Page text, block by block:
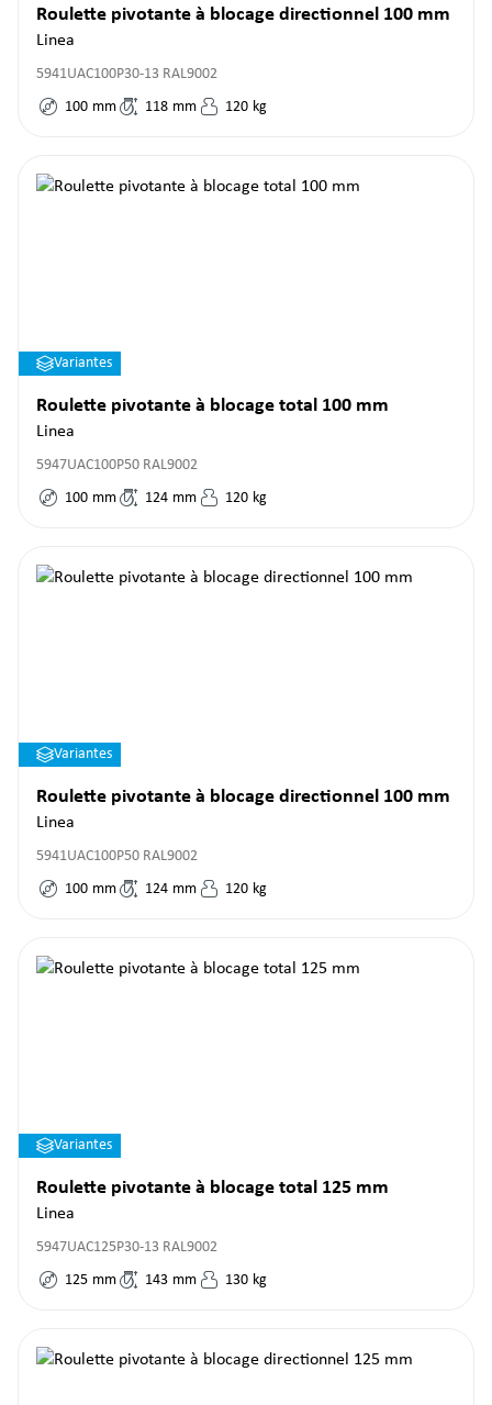
Roulette pivotante à blocage directionnel 100 mm
Linea
5941UAC100P30-13 RAL9002
100 mm 118 mm 120 kg
Variantes
Roulette pivotante à blocage total 100 mm
Linea
5947UAC100P50 RAL9002
100 mm 124 mm 120 kg
Variantes
Roulette pivotante à blocage directionnel 100 mm
Linea
5941UAC100P50 RAL9002
100 mm 124 mm 120 kg
Variantes
Roulette pivotante à blocage total 125 mm
Linea
5947UAC125P30-13 RAL9002
125 mm 143 mm 130 kg